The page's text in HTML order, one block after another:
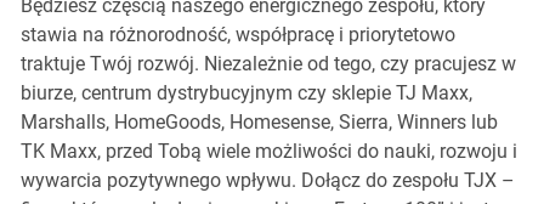
Będziesz częścią naszego energicznego zespołu, który
stawia na różnorodność, współpracę i priorytetowo
traktuje Twój rozwój. Niezależnie od tego, czy pracujesz w
biurze, centrum dystrybucyjnym czy sklepie TJ Maxx,
Marshalls, HomeGoods, Homesense, Sierra, Winners lub
TK Maxx, przed Tobą wiele możliwości do nauki, rozwoju i
wywarcia pozytywnego wpływu. Dołącz do zespołu TJX –